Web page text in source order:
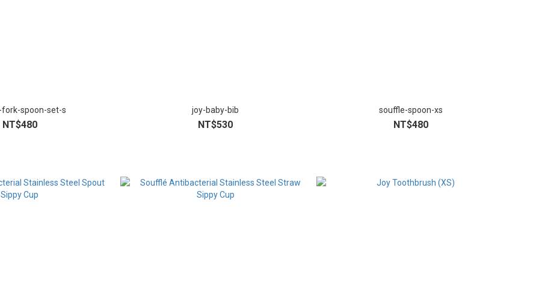
spoon-set-s
NT$480
joy-baby-bib
NT$530
souffle-spoon-xs
NT$480